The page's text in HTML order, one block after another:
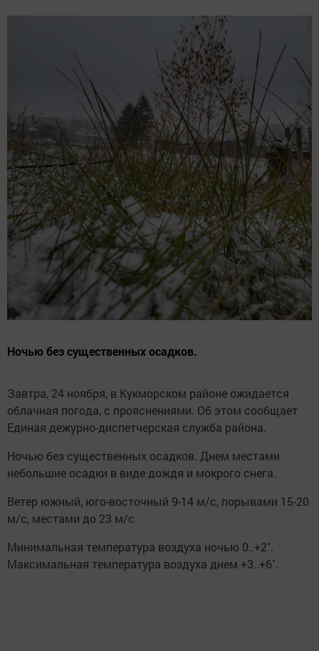
Ночью без существенных осадков.
Завтра, 24 ноября, в Кукморском районе ожидается
облачная погода, с прояснениями. Об этом сообщает
Единая дежурно-диспетчерская служба района.
Ночью без существенных осадков. Днем местами
небольшие осадки в виде дождя и мокрого снега.
Ветер южный, юго-восточный 9-14 м/с, порывами 15-20
м/с, местами до 23 м/с.
Минимальная температура воздуха ночью 0..+2˚.
Максимальная температура воздуха днем +3..+6˚.